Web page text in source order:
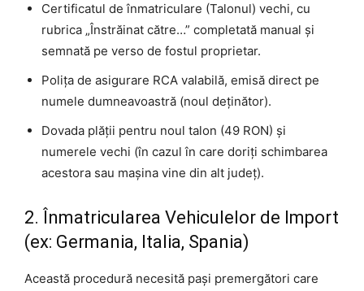
Certificatul de înmatriculare (Talonul) vechi, cu
rubrica „Înstrăinat către…” completată manual și
semnată pe verso de fostul proprietar.
Polița de asigurare RCA valabilă, emisă direct pe
numele dumneavoastră (noul deținător).
Dovada plății pentru noul talon (49 RON) și
numerele vechi (în cazul în care doriți schimbarea
acestora sau mașina vine din alt județ).
2. Înmatricularea Vehiculelor de Import
(ex: Germania, Italia, Spania)
Această procedură necesită pași premergători care